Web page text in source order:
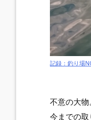
記録：釣り場
不意の大物。
今までの取